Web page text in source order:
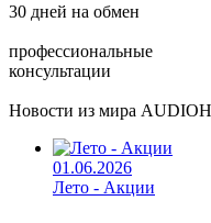
30 дней на обмен
профессиональные
консультации
Новости из мира
01.06.2026
Лето - Акции